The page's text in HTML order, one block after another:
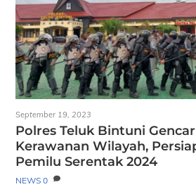
September 19, 2023
Polres Teluk Bintuni
Kerawanan Wilayah,
Pemilu Serentak 2024
NEWS 0